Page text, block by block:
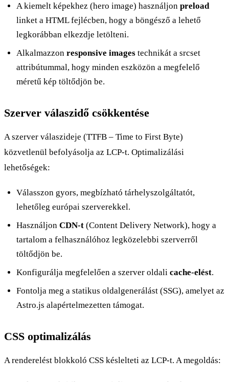
A kiemelt képekhez (hero image) használjon preload
linket a HTML fejlécben, hogy a böngésző a lehető
legkorábban elkezdje letölteni.
Alkalmazzon responsive images technikát a srcset
attribútummal, hogy minden eszközön a megfelelő
méretű kép töltődjön be.
Szerver válaszidő csökkentése
A szerver válaszideje (TTFB – Time to First Byte)
közvetlenül befolyásolja az LCP-t. Optimalizálási
lehetőségek:
Válasszon gyors, megbízható tárhelyszolgáltatót,
lehetőleg európai szerverekkel.
Használjon CDN-t (Content Delivery Network), hogy a
tartalom a felhasználóhoz legközelebbi szerverről
töltődjön be.
Konfigurálja megfelelően a szerver oldali cache-elést.
Fontolja meg a statikus oldalgenerálást (SSG), amelyet az
Astro.js alapértelmezetten támogat.
CSS optimalizálás
A renderelést blokkoló CSS késlelteti az LCP-t. A megoldás: